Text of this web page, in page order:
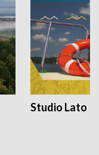
Studio Lato